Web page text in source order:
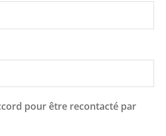
pour être recontacté par